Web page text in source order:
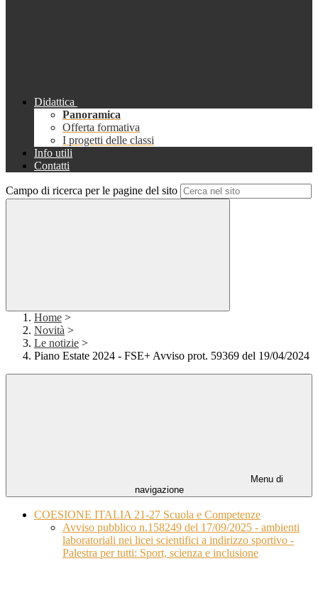
Didattica
Panoramica
Offerta formativa
I progetti delle classi
Info utili
Contatti
Campo di ricerca per le pagine del sito
Home >
Novità >
Le notizie >
Piano Estate 2024 - FSE+ Avviso prot. 59369 del 19/04/2024
Menu di
navigazione
COESIONE ITALIA 21-27 Scuola e Competenze
Avviso pubblico n.158249 del 17/09/2025 - ambienti
laboratoriali nei licei scientifici a indirizzo sportivo -
Palestra per tutti: Sport, scienza e inclusione